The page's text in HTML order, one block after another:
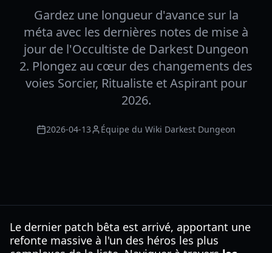
Gardez une longueur d'avance sur la
méta avec les dernières notes de mise à
jour de l'Occultiste de Darkest Dungeon
2. Plongez au cœur des changements des
voies Sorcier, Ritualiste et Aspirant pour
2026.
2026-04-13 Équipe du Wiki Darkest Dungeon
Le dernier patch bêta est arrivé, apportant une
refonte massive à l'un des héros les plus